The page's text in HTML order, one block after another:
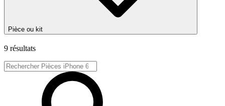
Pièce ou kit
9 résultats